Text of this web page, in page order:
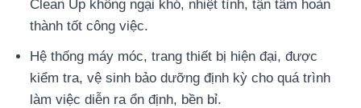
Clean Up không ngại khó, nhiệt tình, tận tâm hoàn
thành tốt công việc.
Hệ thống máy móc, trang thiết bị hiện đại, được
kiểm tra, vệ sinh bảo dưỡng định kỳ cho quá trình
làm việc diễn ra ổn định, bền bỉ.